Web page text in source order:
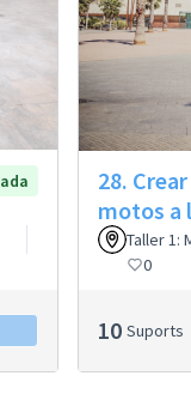
28.
motos a
Taller 1:
0
10 Suports